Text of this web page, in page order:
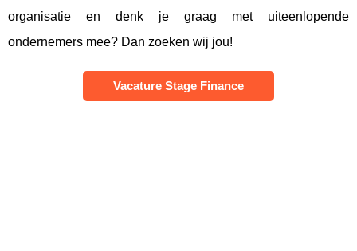
organisatie en denk je graag met uiteenlopende
ondernemers mee? Dan zoeken wij jou!
Vacature Stage Finance